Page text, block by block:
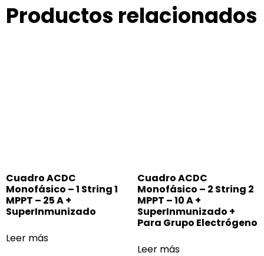
Productos relacionados
Cuadro ACDC
Monofásico – 1 String 1
MPPT – 25 A +
SuperInmunizado
Leer más
Cuadro ACDC
Monofásico – 2 String 2
MPPT – 10 A +
SuperInmunizado +
Para Grupo Electrógeno
Leer más